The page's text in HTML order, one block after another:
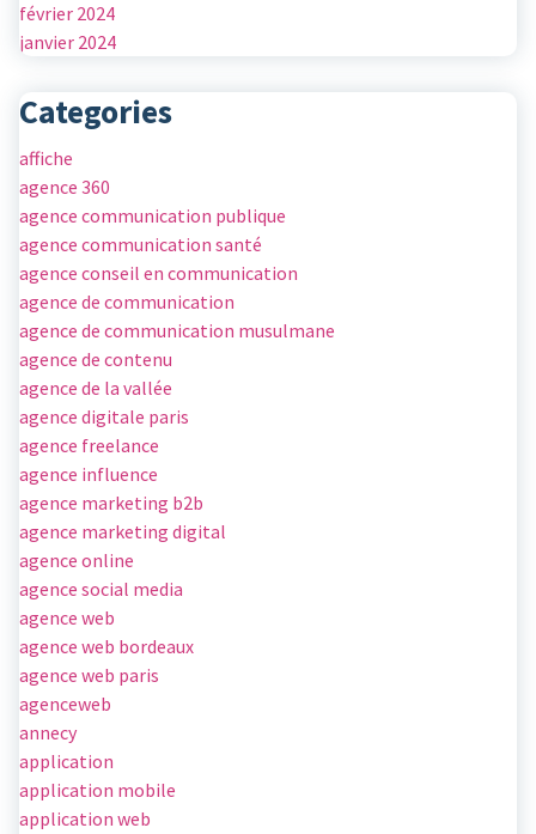
février 2024
janvier 2024
Categories
affiche
agence 360
agence communication publique
agence communication santé
agence conseil en communication
agence de communication
agence de communication musulmane
agence de contenu
agence de la vallée
agence digitale paris
agence freelance
agence influence
agence marketing b2b
agence marketing digital
agence online
agence social media
agence web
agence web bordeaux
agence web paris
agenceweb
annecy
application
application mobile
application web